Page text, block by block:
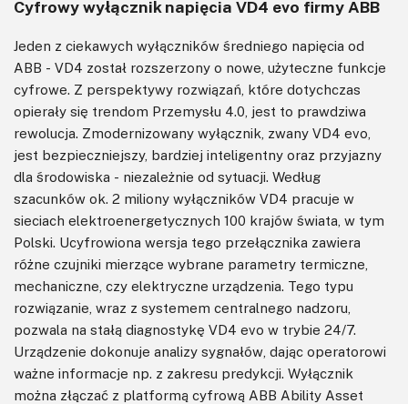
Cyfrowy wyłącznik napięcia VD4 evo firmy ABB
Jeden z ciekawych wyłączników średniego napięcia od
ABB - VD4 został rozszerzony o nowe, użyteczne funkcje
cyfrowe. Z perspektywy rozwiązań, które dotychczas
opierały się trendom Przemysłu 4.0, jest to prawdziwa
rewolucja. Zmodernizowany wyłącznik, zwany VD4 evo,
jest bezpieczniejszy, bardziej inteligentny oraz przyjazny
dla środowiska - niezależnie od sytuacji. Według
szacunków ok. 2 miliony wyłączników VD4 pracuje w
sieciach elektroenergetycznych 100 krajów świata, w tym
Polski. Ucyfrowiona wersja tego przełącznika zawiera
różne czujniki mierzące wybrane parametry termiczne,
mechaniczne, czy elektryczne urządzenia. Tego typu
rozwiązanie, wraz z systemem centralnego nadzoru,
pozwala na stałą diagnostykę VD4 evo w trybie 24/7.
Urządzenie dokonuje analizy sygnałów, dając operatorowi
ważne informacje np. z zakresu predykcji. Wyłącznik
można złączać z platformą cyfrową ABB Ability Asset